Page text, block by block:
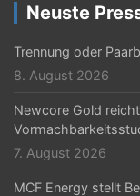
Neuste
Trennung oder
8. August 2026
Newcore Gold
7. August 2026
MCF Energy stellt